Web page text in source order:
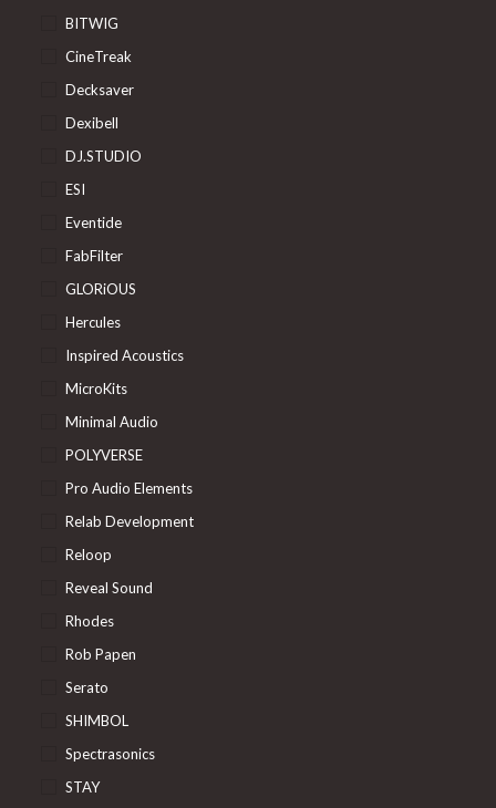
BITWIG
CineTreak
Decksaver
Dexibell
DJ.STUDIO
ESI
Eventide
FabFilter
GLORiOUS
Hercules
Inspired Acoustics
MicroKits
Minimal Audio
POLYVERSE
Pro Audio Elements
Relab Development
Reloop
Reveal Sound
Rhodes
Rob Papen
Serato
SHIMBOL
Spectrasonics
STAY